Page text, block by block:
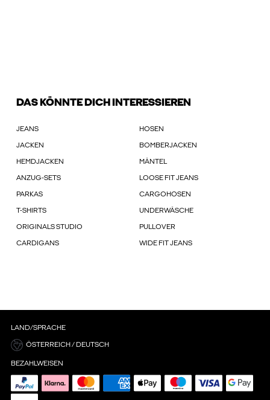
DAS KÖNNTE DICH INTERESSIEREN
JEANS HOSEN
JACKEN BOMBERJACKEN
HEMDJACKEN MÄNTEL
ANZUG-SETS LOOSE FIT JEANS
PARKAS CARGOHOSEN
T-SHIRTS UNDERWÄSCHE
ORIGINALS STUDIO PULLOVER
CARDIGANS WIDE FIT JEANS
LAND/SPRACHE
ÖSTERREICH / DEUTSCH
BEZAHLWEISEN